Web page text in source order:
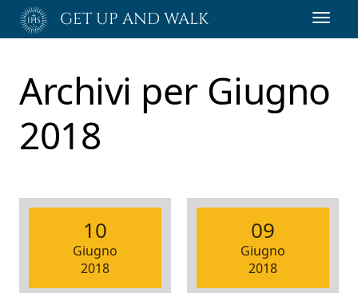
Passa
GET UP AND WALK
Archivi per Giugno
2018
10
Giugno
2018
09
Giugno
2018